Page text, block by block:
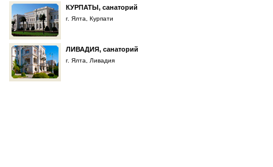
КУРПАТЫ, санаторий
г. Ялта, Курпати
ЛИВАДИЯ, санаторий
г. Ялта, Ливадия